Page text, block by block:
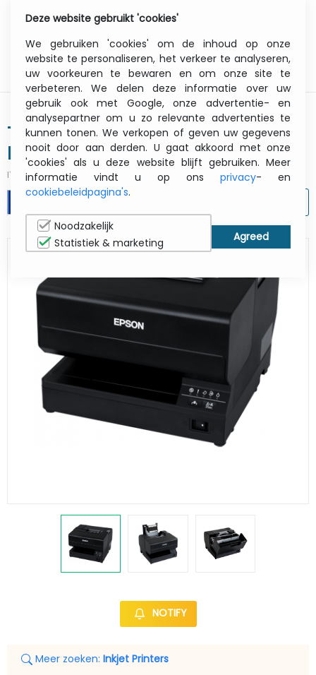
Tm-j7700 (301) - Receipt Printer -
Inkjet - 58 Mm - 83 Mm - USB /
Ethernet - Black
ITCurry #:1925V543 | Article #: C31CF70301A0
NOTIFY
Meer zoeken: Inkjet Printers
Deze website gebruikt 'cookies'
We gebruiken 'cookies' om de inhoud op onze
website te personaliseren, het verkeer te analyseren,
uw voorkeuren te bewaren en om onze site te
verbeteren. We delen deze informatie over uw
gebruik ook met Google, onze advertentie- en
analysepartner om u zo relevante advertenties te
kunnen tonen. We verkopen of geven uw gegevens
nooit door aan derden. U gaat akkoord met onze
'cookies' als u deze website blijft gebruiken. Meer
informatie vindt u op ons privacy- en
cookiebeleidpagina's.
Noodzakelijk
Statistiek & marketing